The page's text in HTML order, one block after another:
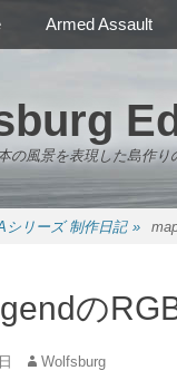
の風景を表現した島作り
ニュー
Armed Assault
シリーズ 制作日記 »
の
投 Wolfsburg